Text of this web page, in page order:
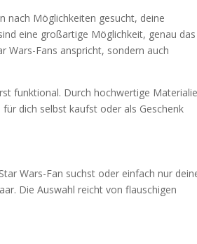
nach Möglichkeiten gesucht, deine
eine großartige Möglichkeit, genau
Wars-Fans anspricht, sondern auch
funktional. Durch hochwertige
dich selbst kaufst oder als Geschenk
Wars-Fan suchst oder einfach nur
Die Auswahl reicht von flauschigen